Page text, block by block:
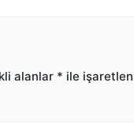
alanlar * ile